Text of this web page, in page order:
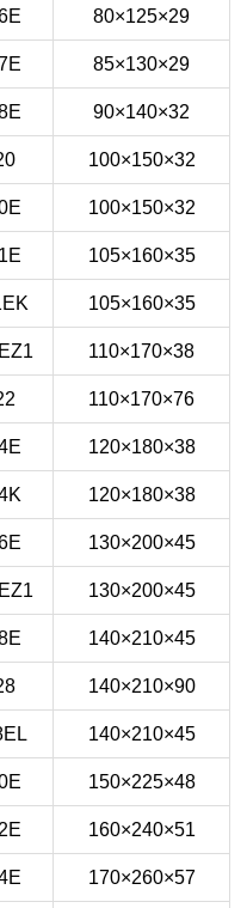
80×125×29
85×130×29
90×140×32
100×150×32
100×150×32
105×160×35
105×160×35
110×170×38
110×170×76
120×180×38
120×180×38
130×200×45
130×200×45
140×210×45
140×210×90
140×210×45
150×225×48
160×240×51
170×260×57